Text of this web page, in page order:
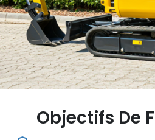
Objectifs De